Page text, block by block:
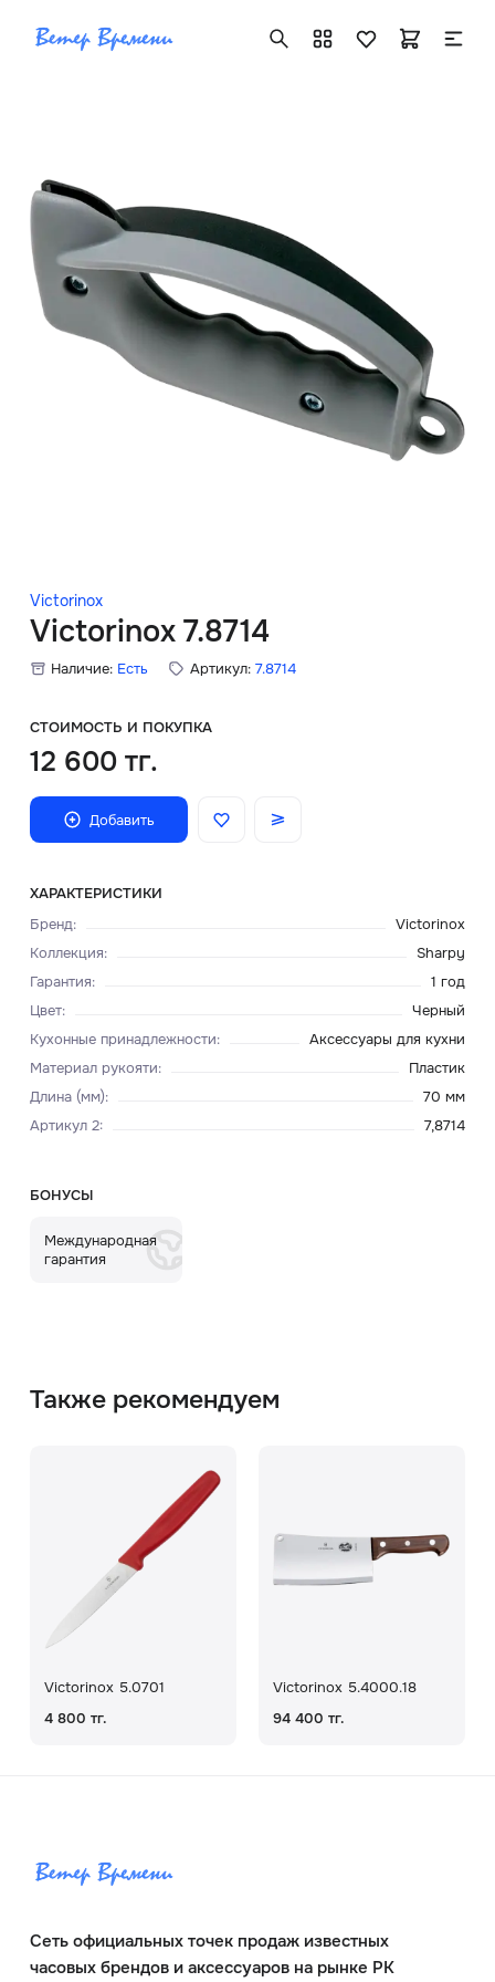
Victorinox
Victorinox 7.8714
Наличие: Есть Артикул: 7.8714
СТОИМОСТЬ И ПОКУПКА
12 600 тг.
Добавить
ХАРАКТЕРИСТИКИ
Бренд:
Victorinox
Коллекция:
Sharpy
Гарантия:
1 год
Цвет:
Черный
Кухонные принадлежности:
Аксессуары для кухни
Материал рукояти:
Пластик
Длина (мм):
70 мм
Артикул 2: 7,8714
БОНУСЫ
Международная
гарантия
Также рекомендуем
Victorinox 5.0701
4 800 тг.
Victorinox 5.4000.18
94 400 тг.
Сеть официальных точек продаж известных
часовых брендов и аксессуаров на рынке РК
info@vetervremeni.kz
Авторизация
Каталог
Главная
О нас